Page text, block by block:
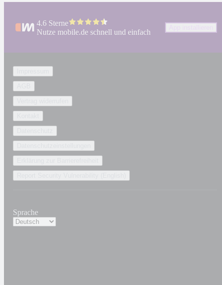
4.6 Sterne
Nutze mobile.de schnell und einfach
Sprache